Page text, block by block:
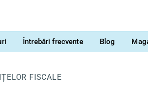
Întrebări frecvente Blog
FISCALE